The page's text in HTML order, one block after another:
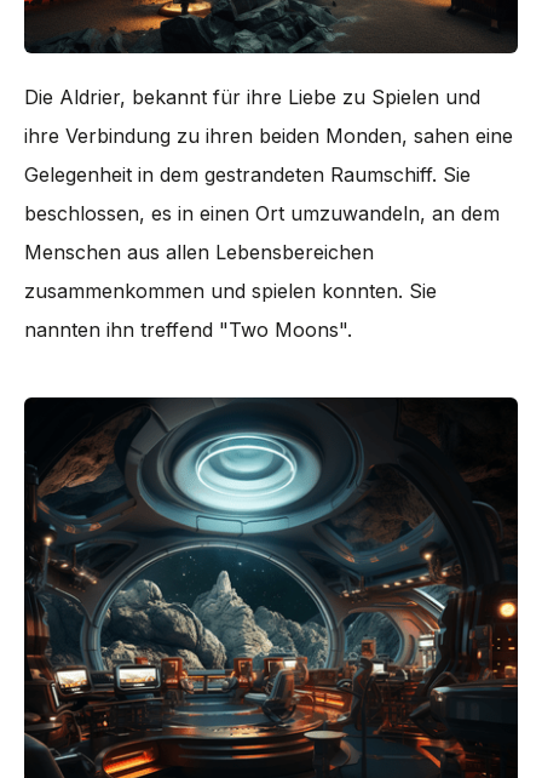
Die Aldrier, bekannt für ihre Liebe zu Spielen und
ihre Verbindung zu ihren beiden Monden, sahen eine
Gelegenheit in dem gestrandeten Raumschiff. Sie
beschlossen, es in einen Ort umzuwandeln, an dem
Menschen aus allen Lebensbereichen
zusammenkommen und spielen konnten. Sie
nannten ihn treffend "Two Moons".